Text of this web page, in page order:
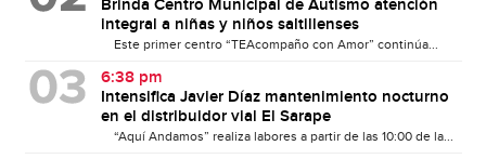
Brinda Centro Municipal de Autismo atención
integral a niñas y niños saltillenses
Este primer centro “TEAcompaño con Amor” continúa...
6:38 pm
Intensifica Javier Díaz mantenimiento nocturno
en el distribuidor vial El Sarape
“Aquí Andamos” realiza labores a partir de las 10:00 de la...